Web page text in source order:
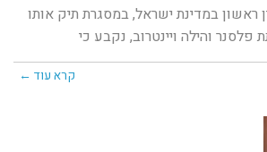
ראשון במדינת ישראל, במסגרת תיק אותו
פלסנר והילה ויינטרוב, נקבע כי
קרא עוד ←